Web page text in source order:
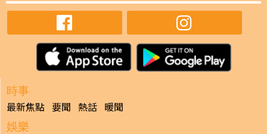
時事
最新焦點 要聞 熱話 暖聞
娛樂